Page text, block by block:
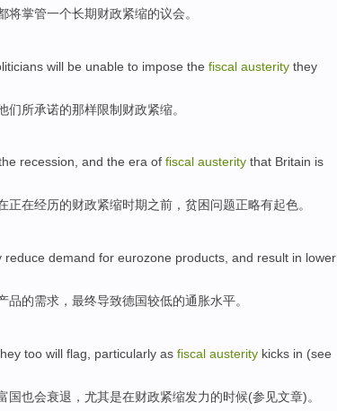
将掌管一个长期财政紧缩的议会。
will be unable to impose the fiscal austerity they
们所承诺的那样限制财政紧缩。
recession, and the era of fiscal austerity that Britain is
正在经历的财政紧缩时期之前，贫困问题正略有起色。
reduce demand for eurozone products and result in lower
品的需求 ， 最终导致德国较低的通胀水平。
too will flag particularly as fiscal austerity kicks in (see
国也会衰退 ， 尤其是在财政紧缩发力的时候(参见文章)。